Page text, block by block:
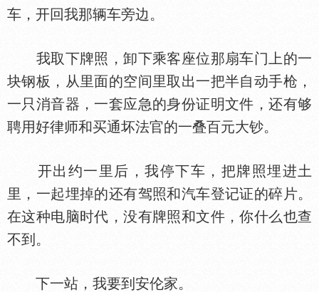
车，开回我那辆车旁边。
我取下牌照，卸下乘客座位那扇车门上的一
块钢板，从里面的空间里取出一把半自动手枪，
一只消音器，一套应急的身份证明文件，还有够
聘用好律师和买通坏法官的一叠百元大钞。
开出约一里后，我停下车，把牌照埋进土
里，一起埋掉的还有驾照和汽车登记证的碎片。
在这种电脑时代，没有牌照和文件，你什么也查
不到。
下一站，我要到安伦家。